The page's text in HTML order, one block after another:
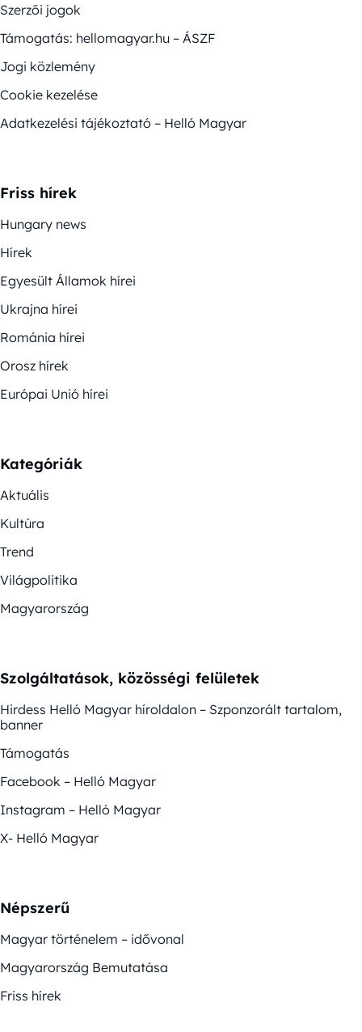
Szerzői jogok
Támogatás: hellomagyar.hu – ÁSZF
Jogi közlemény
Cookie kezelése
Adatkezelési tájékoztató – Helló Magyar
Friss hírek
Hungary news
Hírek
Egyesült Államok hírei
Ukrajna hírei
Románia hírei
Orosz hírek
Európai Unió hírei
Kategóriák
Aktuális
Kultúra
Trend
Világpolitika
Magyarország
Szolgáltatások, közösségi felületek
Hirdess Helló Magyar híroldalon – Szponzorált tartalom,
banner
Támogatás
Facebook – Helló Magyar
Instagram – Helló Magyar
X- Helló Magyar
Népszerű
Magyar történelem – idővonal
Magyarország Bemutatása
Friss hírek